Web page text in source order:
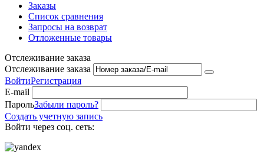
Заказы
Список сравнения
Запросы на возврат
Отложенные товары
Отслеживание заказа
Отслеживание заказа
ВойтиРегистрация
E-mail
ПарольЗабыли пароль?
Создать учетную запись
Войти через соц. сеть: